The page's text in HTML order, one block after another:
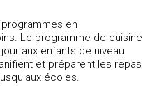
en
Le programme de cuisine
aux enfants de niveau
et préparent les repas
écoles.